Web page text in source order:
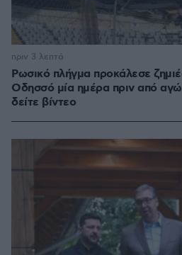
Ρωσικό πλήγμα προκάλεσε
Οδησσό μία ημέρα πριν από
δείτε βίντεο
πριν 3 λεπτά